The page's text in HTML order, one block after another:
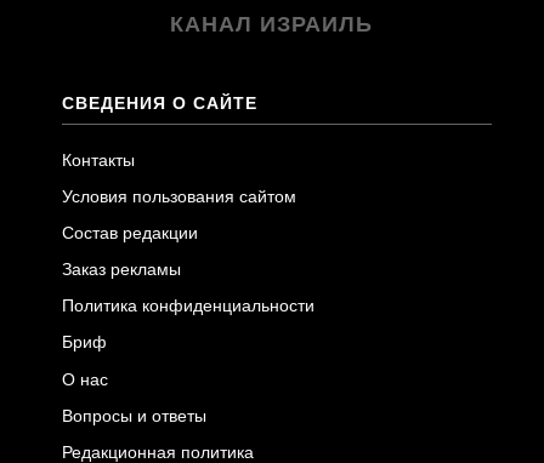
КАНАЛ ИЗРАИЛЬ
СВЕДЕНИЯ О САЙТЕ
Контакты
Условия пользования сайтом
Состав редакции
Заказ рекламы
Политика конфиденциальности
Бриф
О нас
Вопросы и ответы
Редакционная политика